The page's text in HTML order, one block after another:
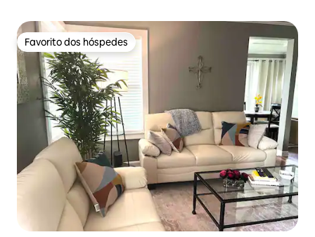
Favorito dos hóspedes
Favorito dos hóspedes